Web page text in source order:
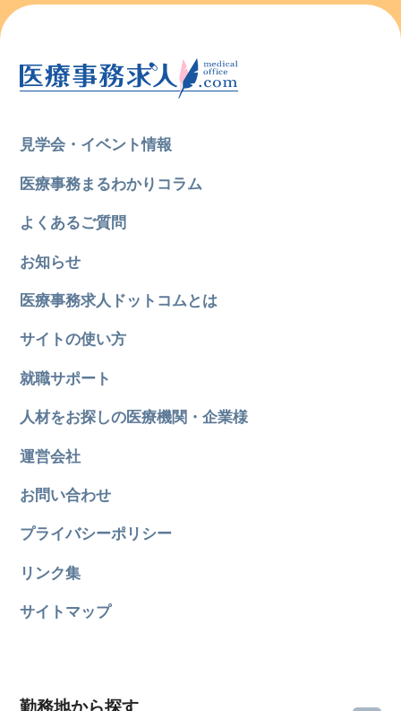
見学会・イベント情報
医療事務まるわかりコラム
よくあるご質問
お知らせ
医療事務求人ドットコムとは
サイトの使い方
就職サポート
人材をお探しの医療機関・企業様
運営会社
お問い合わせ
プライバシーポリシー
リンク集
サイトマップ
勤務地から探す